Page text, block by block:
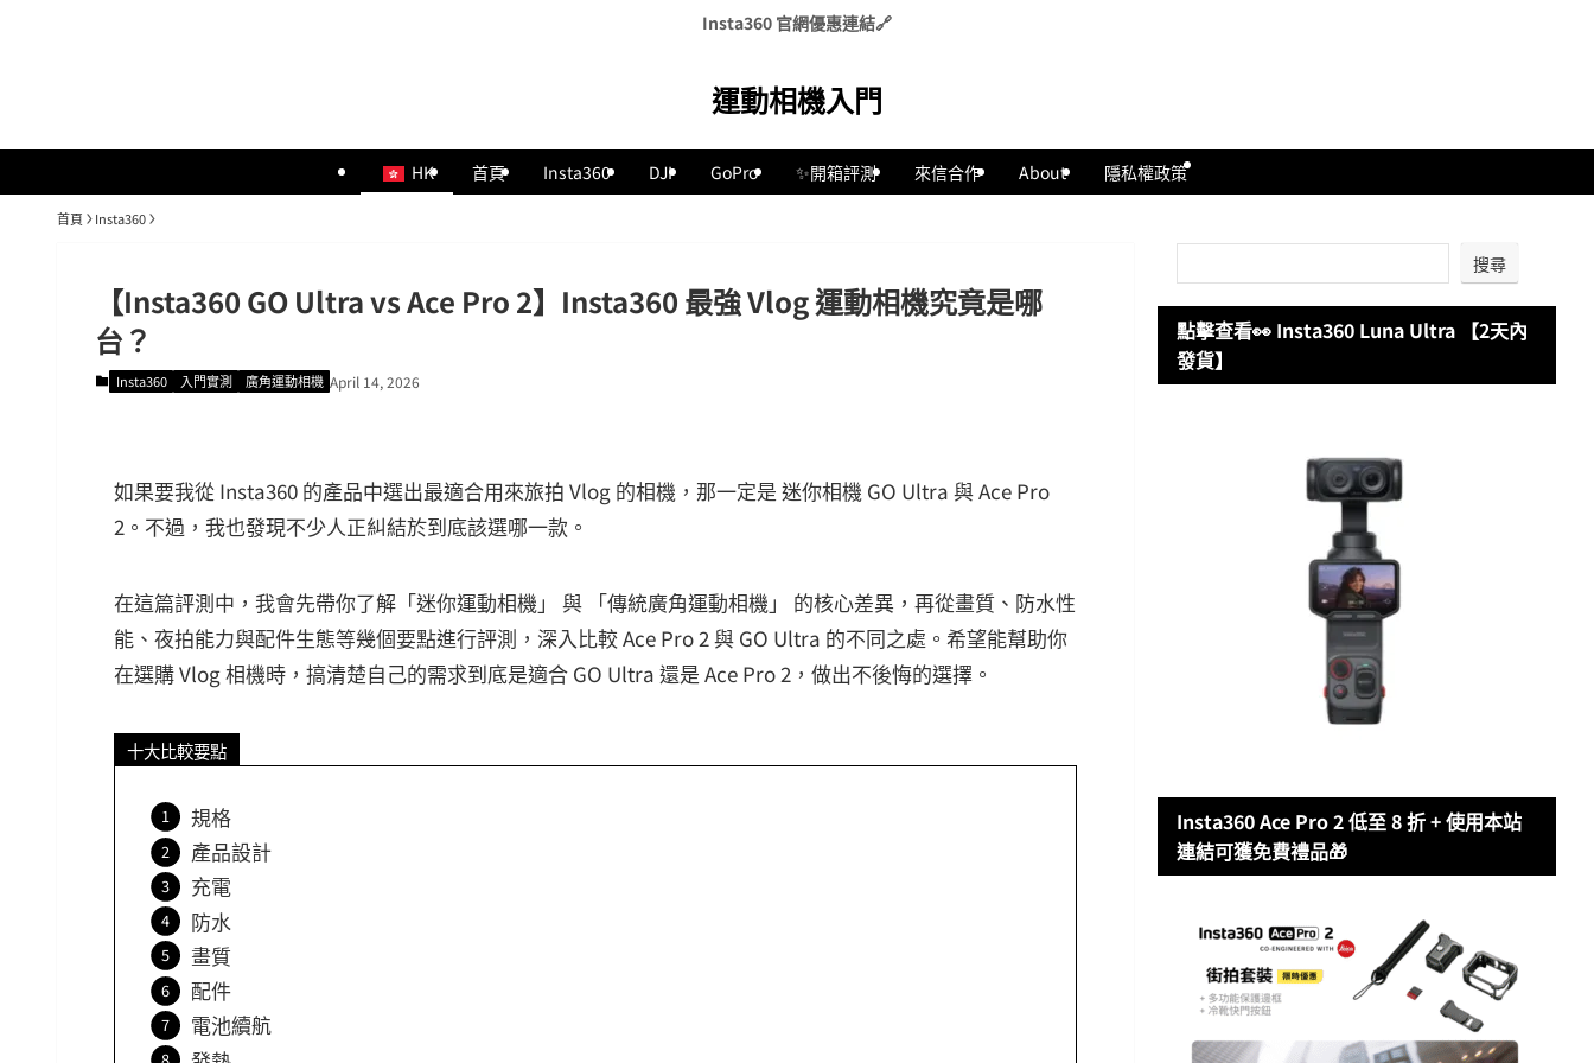
Insta360 官網優惠連結🔗
運動相機入門
HK 首頁 Insta360 DJI GoPro ✨開箱評測 來信合作 About 隱私權政策
首頁 Insta360
【Insta360 GO Ultra vs Ace Pro 2】Insta360 最強 Vlog 運動相機究竟是哪
台？
Insta360 入門實測 廣角運動相機 April 14, 2026
如果要我從 Insta360 的產品中選出最適合用來旅拍 Vlog 的相機，那一定是 迷你相機 GO Ultra 與 Ace Pro
2。不過，我也發現不少人正糾結於到底該選哪一款。
在這篇評測中，我會先帶你了解「迷你運動相機」 與 「傳統廣角運動相機」 的核心差異，再從畫質、防水性
能、夜拍能力與配件生態等幾個要點進行評測，深入比較 Ace Pro 2 與 GO Ultra 的不同之處。希望能幫助你
在選購 Vlog 相機時，搞清楚自己的需求到底是適合 GO Ultra 還是 Ace Pro 2，做出不後悔的選擇。
十大比較要點
規格
產品設計
充電
防水
畫質
配件
電池續航
搜尋
點擊查看👀 Insta360 Luna Ultra 【2天內
發貨】
Insta360 Ace Pro 2 低至 8 折 + 使用本站
連結可獲免費禮品🎁